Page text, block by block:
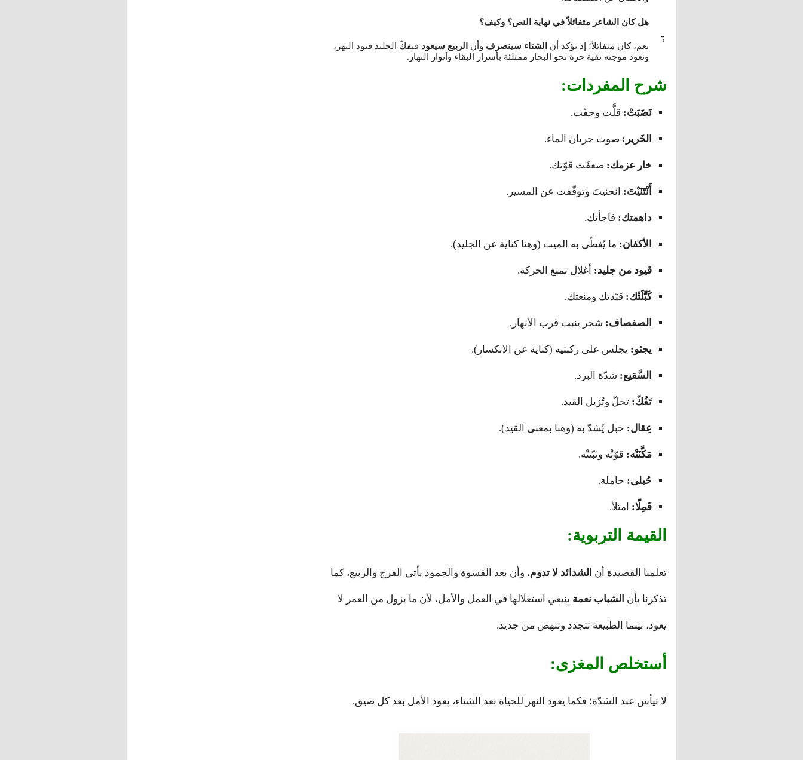
هل كان الشاعر متفائلاً في نهاية النص؟ وكيف؟
نعم، كان متفائلاً؛ إذ يؤكد أن الشتاء سينصرف وأن الربيع سيعود فيفكّ الجليد قيود النهر،
وتعود موجته نقية حرة نحو البحار ممتلئة بأسرار البقاء وأنوار النهار.
شرح المفردات:
نَضَبَتْ: قلَّت وجفّت.
الخَرير: صوت جريان الماء.
خار عزمك: ضعفَت قوّتك.
أَنْتَنَيْتَ: انحنيتَ وتوقّفت عن المسير.
داهمتك: فاجأتك.
الأكفان: ما يُغطّى به الميت (وهنا كناية عن الجليد).
قيود من جليد: أغلال تمنع الحركة.
كَبَّلَتْك: قيّدتك ومنعتك.
الصفصاف: شجر ينبت قرب الأنهار.
يجثو: يجلس على ركبتيه (كناية عن الانكسار).
السَّقيع: شدّة البرد.
تَفُكّ: تحلّ وتُزيل القيد.
عِقال: حبل يُشدّ به (وهنا بمعنى القيد).
مَكَّنَتْه: قوّتْه وثبّتتْه.
حُبلى: حاملة.
فَمِلّا: امتلأ.
القيمة التربوية:
تعلمنا القصيدة أن الشدائد لا تدوم، وأن بعد القسوة والجمود يأتي الفرج والربيع، كما
تذكرنا بأن الشباب نعمة ينبغي استغلالها في العمل والأمل، لأن ما يزول من العمر لا
يعود، بينما الطبيعة تتجدد وتنهض من جديد.
أستخلص المغزى:
لا تيأس عند الشدّة؛ فكما يعود النهر للحياة بعد الشتاء، يعود الأمل بعد كل ضيق.